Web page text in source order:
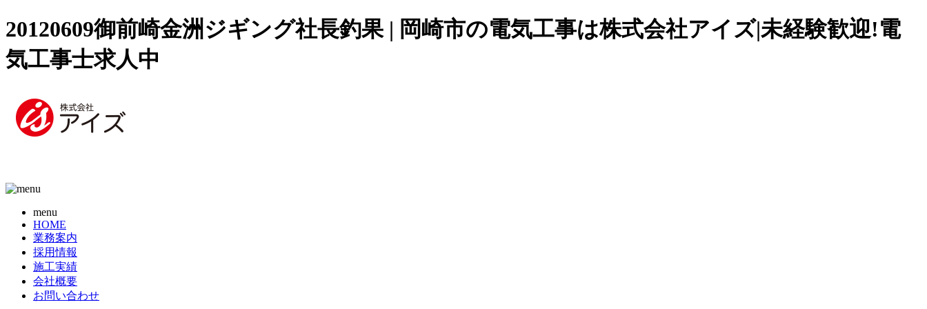
20120609御前崎金洲ジギング社長釣果 | 岡崎市の電気工事は株式会社アイズ|未経験歓迎!電
気工事士求人中
menu
HOME
業務案内
採用情報
施工実績
会社概要
お問い合わせ